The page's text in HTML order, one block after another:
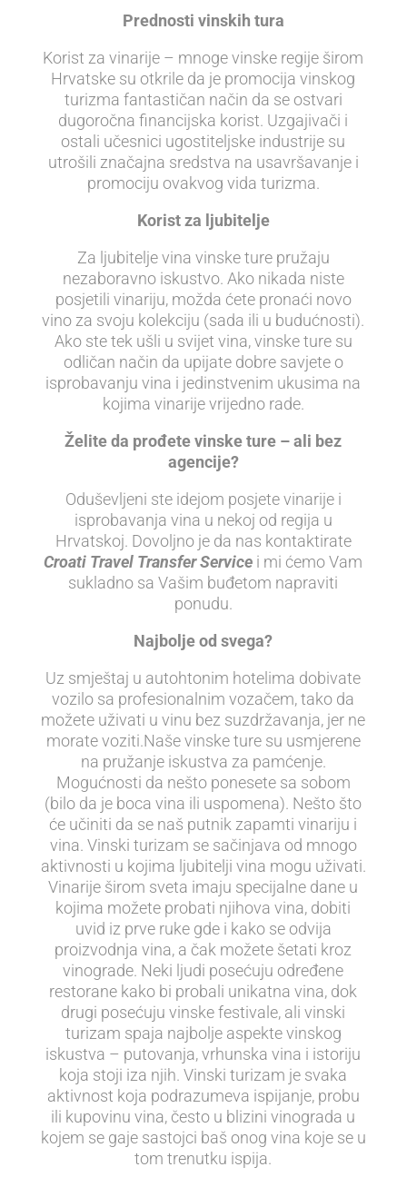
Prednosti vinskih tura
Korist za vinarije – mnoge vinske regije širom
Hrvatske su otkrile da je promocija vinskog
turizma fantastičan način da se ostvari
dugoročna financijska korist. Uzgajivači i
ostali učesnici ugostiteljske industrije su
utrošili značajna sredstva na usavršavanje i
promociju ovakvog vida turizma.
Korist za ljubitelje
Za ljubitelje vina vinske ture pružaju
nezaboravno iskustvo. Ako nikada niste
posjetili vinariju, možda ćete pronaći novo
vino za svoju kolekciju (sada ili u budućnosti).
Ako ste tek ušli u svijet vina, vinske ture su
odličan način da upijate dobre savjete o
isprobavanju vina i jedinstvenim ukusima na
kojima vinarije vrijedno rade.
Želite da prođete vinske ture – ali bez
agencije?
Oduševljeni ste idejom posjete vinarije i
isprobavanja vina u nekoj od regija u
Hrvatskoj. Dovoljno je da nas kontaktirate
Croati Travel Transfer Service i mi ćemo Vam
sukladno sa Vašim buđetom napraviti
ponudu.
Najbolje od svega?
Uz smještaj u autohtonim hotelima dobivate
vozilo sa profesionalnim vozačem, tako da
možete uživati u vinu bez suzdržavanja, jer ne
morate voziti.Naše vinske ture su usmjerene
na pružanje iskustva za pamćenje.
Mogućnosti da nešto ponesete sa sobom
(bilo da je boca vina ili uspomena). Nešto što
će učiniti da se naš putnik zapamti vinariju i
vina. Vinski turizam se sačinjava od mnogo
aktivnosti u kojima ljubitelji vina mogu uživati.
Vinarije širom sveta imaju specijalne dane u
kojima možete probati njihova vina, dobiti
uvid iz prve ruke gde i kako se odvija
proizvodnja vina, a čak možete šetati kroz
vinograde. Neki ljudi posećuju određene
restorane kako bi probali unikatna vina, dok
drugi posećuju vinske festivale, ali vinski
turizam spaja najbolje aspekte vinskog
iskustva – putovanja, vrhunska vina i istoriju
koja stoji iza njih. Vinski turizam je svaka
aktivnost koja podrazumeva ispijanje, probu
ili kupovinu vina, često u blizini vinograda u
kojem se gaje sastojci baš onog vina koje se u
tom trenutku ispija.